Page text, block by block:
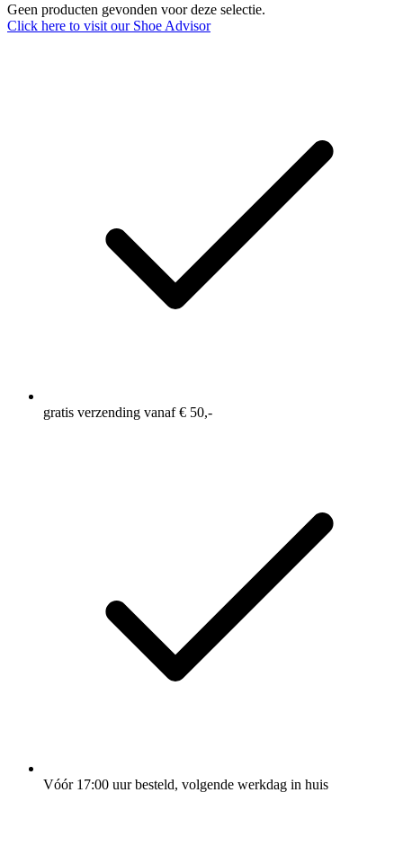
Geen producten gevonden voor deze selectie.
Click here to visit our Shoe Advisor
gratis verzending vanaf € 50,-
Vóór 17:00 uur besteld, volgende werkdag in huis